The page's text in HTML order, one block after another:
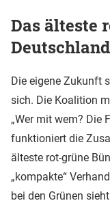
Das älteste
Die eigene Zukunft
sich. Die Koalition
„Wer mit wem? Die
funktioniert die
älteste rot-grüne
„kompakte“
bei den Grünen